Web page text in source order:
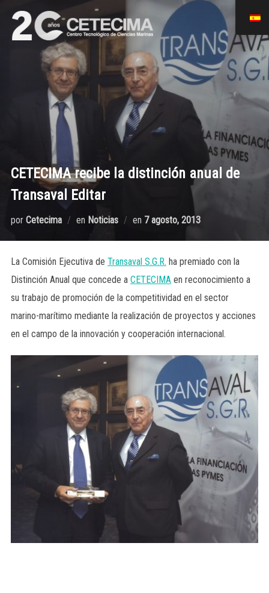
CETECIMA recibe la distinción anual de
Transaval Editar
por Cetecima en Noticias en 7 agosto, 2013
La Comisión Ejecutiva de Transaval S.G.R. ha premiado con la
Distinción Anual que concede a CETECIMAen reconocimiento a
su trabajo de promoción de la competitividad en el sector
marino-marítimo mediante la realización de proyectos y acciones
en el campo de la innovación y cooperación internacional.